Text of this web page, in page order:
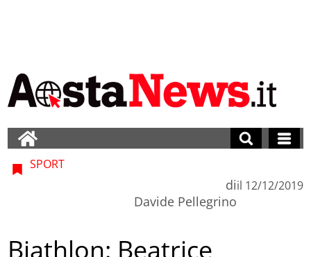
SPORT
di
Davide Pellegrino
il 12/12/2019
Biathlon: Beatrice